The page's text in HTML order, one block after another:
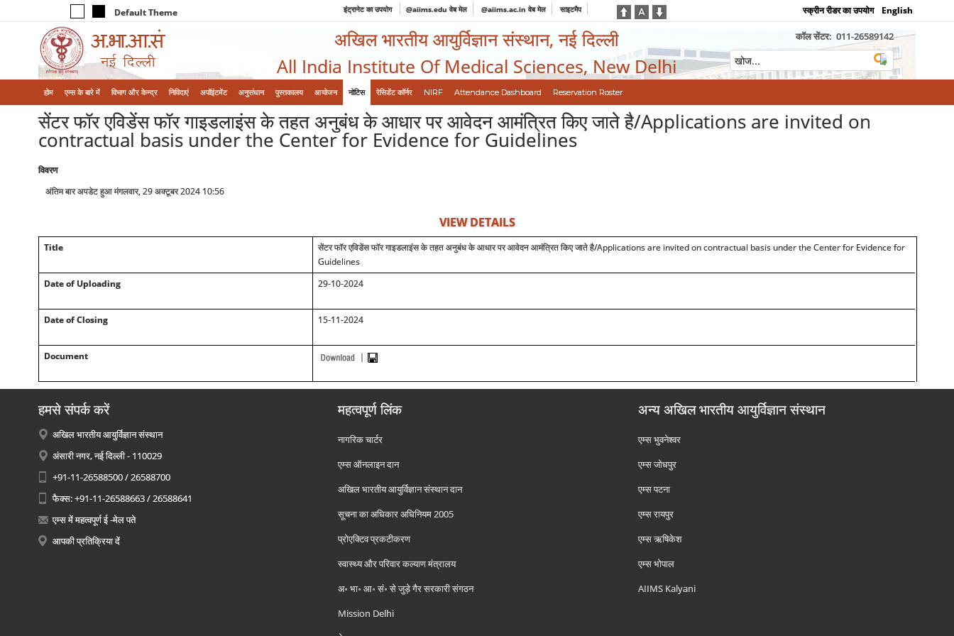
Default Theme इंट्रानेट का उपयोग @aiims.edu वेब मेल @aiims.ac.in वेब मेल साइटमैप स्क्रीन रीडर का उपयोग English
अखिल भारतीय आयुर्विज्ञान संस्थान, नई दिल्ली
All India Institute Of Medical Sciences, New Delhi
कॉल सेंटर: 011-26589142
होम एम्‍स के बारे में विभाग और केन्‍द्र निविदाएं अपॉइंटमेंट अनुसंधान पुस्तकालय आयोजन नोटिस रेसिडेंट कॉर्नर NIRF Attendance Dashboard Reservation Roster
सेंटर फॉर एविडेंस फॉर गाइडलाइंस के तहत अनुबंध के आधार पर आवेदन आमंत्रित किए जाते है/Applications are invited on
contractual basis under the Center for Evidence for Guidelines
विवरण
अंतिम बार अपडेट हुआ मंगलवार, 29 अक्टूबर 2024 10:56
VIEW DETAILS
Title सेंटर फॉर एविडेंस फॉर गाइडलाइंस के तहत अनुबंध के आधार पर आवेदन आमंत्रित किए जाते है/Applications are invited on contractual basis under the Center for Evidence for
Guidelines
Date of Uploading
29-10-2024
Date of Closing 15-11-2024
Document
हमसे संपर्क करें
अखिल भारतीय आयुर्विज्ञान संस्थान
अंसारी नगर, नई दिल्ली - 110029
+91-11-26588500 / 26588700
फैक्स: +91-11-26588663 / 26588641
एम्स में महत्वपूर्ण ई -मेल पते
आपकी प्रतिक्रिया दें
महत्वपूर्ण लिंक
नागरिक चार्टर
एम्स ऑनलाइन दान
अखिल भारतीय आयुर्विज्ञान संस्थान दान
सूचना का अधिकार अधिनियम 2005
प्रोएक्टिव प्रकटीकरण
स्वास्थ्य और परिवार कल्याण मंत्रालय
अ॰ भा॰ आ॰ सं॰ से जुड़े गैर सरकारी संगठन
Mission Delhi
अन्य अखिल भारतीय आयुर्विज्ञान संस्थान
एम्‍स भुवनेश्वर
एम्‍स जोधपुर
एम्‍स पटना
एम्‍स रायपुर
एम्‍स ऋषिकेश
एम्‍स भोपाल
AIIMS Kalyani